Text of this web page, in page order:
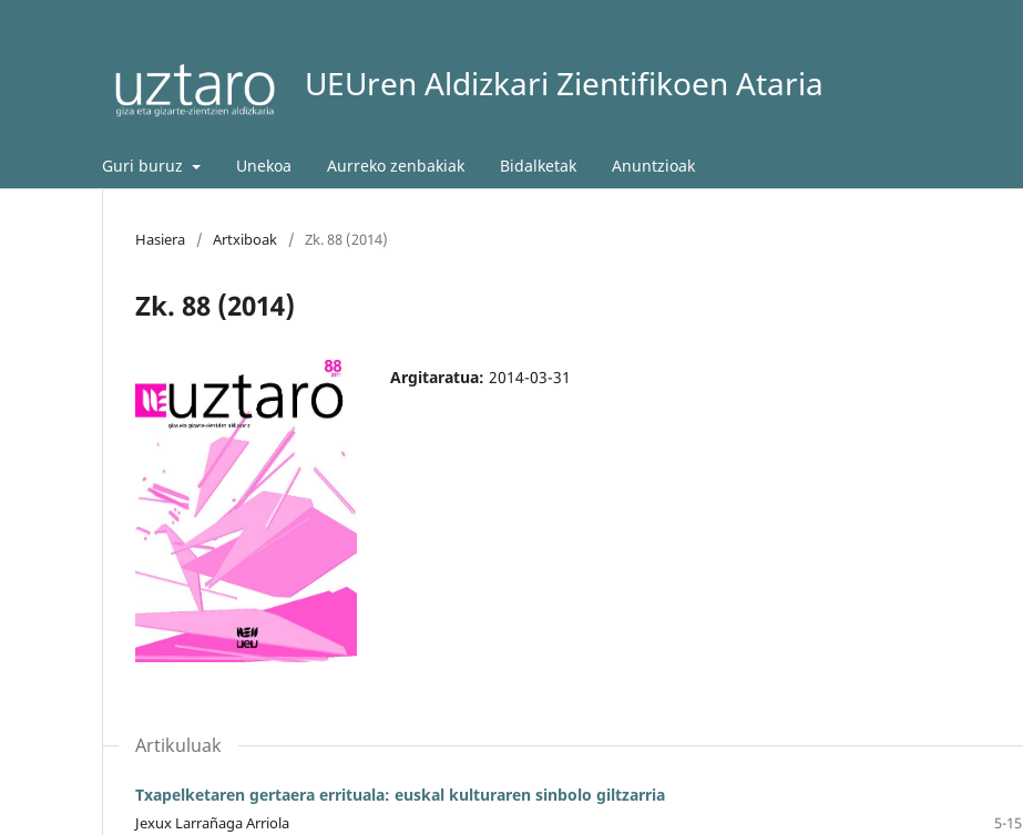
UEUren Aldizkari Zientifikoen Ataria
Guri buruz Unekoa Aurreko zenbakiak Bidalketak Anuntzioak
Hasiera / Artxiboak / Zk. 88 (2014)
Zk. 88 (2014)
Argitaratua: 2014-03-31
Artikuluak
Txapelketaren gertaera errituala: euskal kulturaren sinbolo giltzarria
Jexux Larrañaga Arriola
5-15